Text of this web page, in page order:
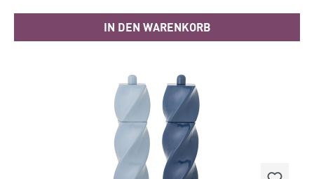
durch ein S oder P auf der Schraube oben.Durch
Auswechseln der Schraube kannst du es auch
wechseln.Maße: 21.5 cm hoch, Durchmesser 5,5
IN DEN WARENKORB